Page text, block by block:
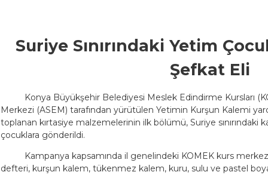
Suriye Sınırındaki Yetim
Şefkat Eli
Konya Büyükşehir Belediyesi Meslek Edindirme Kursları
Merkezi (ASEM) tarafından yürütülen Yetimin Kurşun Kalemi
toplanan kırtasiye malzemelerinin ilk bölümü, Suriye
çocuklara gönderildi.
Kampanya kapsamında il genelindeki KOMEK kurs
defteri, kurşun kalem, tükenmez kalem, kuru, sulu ve pastel